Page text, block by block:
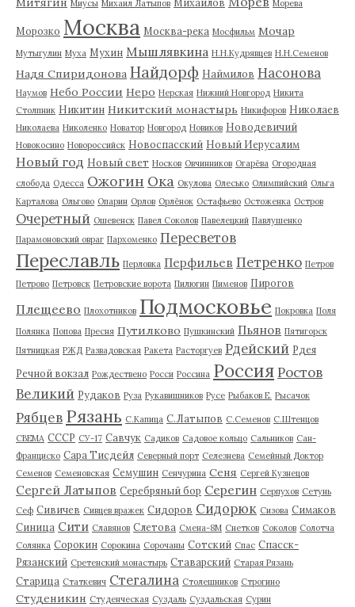
Миусы Михаил Латыпов Морева
Морозко Москва Москва-река Мосфильм Мочар
Мутыгулин Муха Мухин Мышлявкина Н.Н.Кудрявцев Н.Н.Семенов
Надя Спиридонова Найдорф Наймилов Насонова
Наумов Небо России Неро Нерская Нижний Новгород Никита
Столпник Никитин Никитский монастырь Никифоров Николаев
Николаева Николенко Новатор Новгород Новиков Новодевичий
Новокосино Новороссийск Новоспасский Новый Иерусалим
Новый год Новый свет Носков Овчинников Огарёва Огородная
слобода Одесса Ожогин Ока Окулова Олесько Олимпийский Ольга
Карталова Ольгово Опарин Орлов Орлёнок Остафьево Остоженка Остров
Очеретный Ошевенск Павел Соколов Павелецкий Павлушенко
Парамоновский овраг Пархоменко Пересветов
Переславль Перловка Перфильев Петренко Петров
Петрово Петровск Петровские ворота Пилюгин Пименов Пирогов
Плещеево Плохотников Подмосковье Покровка Поля
Полянка Попова Пресня Путилково Пушкинский Пьянов Пятигорск
Пятницкая РЖД Развадовская Ракета Расторгуев Рдейский Рдея
Речной вокзал Рождествено Росси Россина Россия Ростов
Великий Рудаков Руза Рукавишников Русе Рыбаков Е. Рысачок
Рябцев Рязань С.Капица С.Латыпов С.Семенов С.Штенцов
СВЕМА СССР СУ-17 Савчук Садиков Садовое кольцо Сальников Сан-
Франциско Сара Тисдейл Северный порт Селезнева Семейный Доктор
Семенов Семеновская Семушин Сенчурина Сеня Сергей Кузнецов
Сергей Латыпов Серебряный бор Серегин Серпухов Сетунь
Сеф Сивичев Сивцев вражек Сидоров Сидорюк Сизова Симаков
Синица Сити Славянов Слетова Смена-8М Снетков Соколов Солотча
Солянка Сорокин Сорокина Сорочаны Сотский Спас Спасск-
Рязанский Сретенский монастырь Ставарский Старая Рязань
Старица Статкевич Стегалина Столешников Строгино
Студеникин Студенческая Суздаль Суздальская Сурин